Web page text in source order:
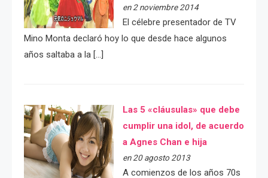
en 2 noviembre 2014
El célebre presentador de TV
Mino Monta declaró hoy lo que desde hace algunos
años saltaba a la […]
Las 5 «cláusulas» que debe
cumplir una idol, de acuerdo
a Agnes Chan e hija
en 20 agosto 2013
A comienzos de los años 70s